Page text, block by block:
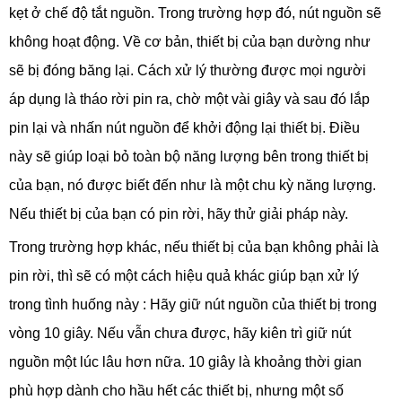
kẹt ở chế độ tắt nguồn. Trong trường hợp đó, nút nguồn sẽ
không hoạt động. Về cơ bản, thiết bị của bạn dường như
sẽ bị đóng băng lại. Cách xử lý thường được mọi người
áp dụng là tháo rời pin ra, chờ một vài giây và sau đó lắp
pin lại và nhấn nút nguồn để khởi động lại thiết bị. Điều
này sẽ giúp loại bỏ toàn bộ năng lượng bên trong thiết bị
của bạn, nó được biết đến như là một chu kỳ năng lượng.
Nếu thiết bị của bạn có pin rời, hãy thử giải pháp này.
Trong trường hợp khác, nếu thiết bị của bạn không phải là
pin rời, thì sẽ có một cách hiệu quả khác giúp bạn xử lý
trong tình huống này : Hãy giữ nút nguồn của thiết bị trong
vòng 10 giây. Nếu vẫn chưa được, hãy kiên trì giữ nút
nguồn một lúc lâu hơn nữa. 10 giây là khoảng thời gian
phù hợp dành cho hầu hết các thiết bị, nhưng một số